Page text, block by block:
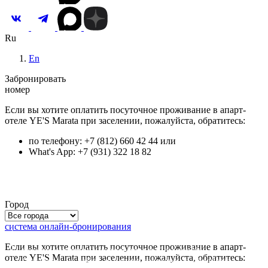
Ru
En
Забронировать
номер
Если вы хотите оплатить посуточное проживание в апарт-
отеле YE'S Marata при заселении, пожалуйста, обратитесь:
по телефону: +7 (812) 660 42 44 или
What's App: +7 (931) 322 18 82
Город
система онлайн-бронирования
Если вы хотите оплатить посуточное проживание в апарт-
отеле YE'S Marata при заселении, пожалуйста, обратитесь:
посещаемости мы используем файлыcookie.
Оставаясь на сайте, вы даете согласие на обработку